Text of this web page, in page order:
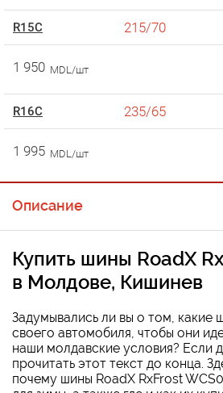
R15C 215/70
1 950 MDL/шт
R16C 235/65
1 995 MDL/шт
Описание
Купить шины RoadX
в Молдове, Кишинев
Задумывались ли вы о том, какие
своего автомобиля, чтобы они
наши молдавские условия? Если
прочитать этот текст до конца.
почему шины RoadX RxFrost